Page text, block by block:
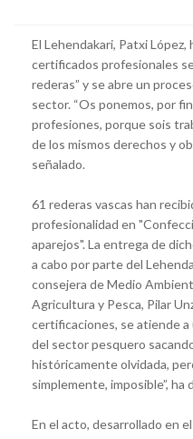
El Lehendakari, Patxi López,
certificados profesionales
rederas” y se abre un
sector. “Os ponemos, por
profesiones, porque sois
de los mismos derechos y
señalado.
61 rederas vascas han
profesionalidad en
aparejos". La entrega de
a cabo por parte del
consejera de Medio
Agricultura y Pesca, Pilar
certificaciones, se atiende a
del sector pesquero
históricamente olvidada,
simplemente, imposible”, ha
En el acto, desarrollado en